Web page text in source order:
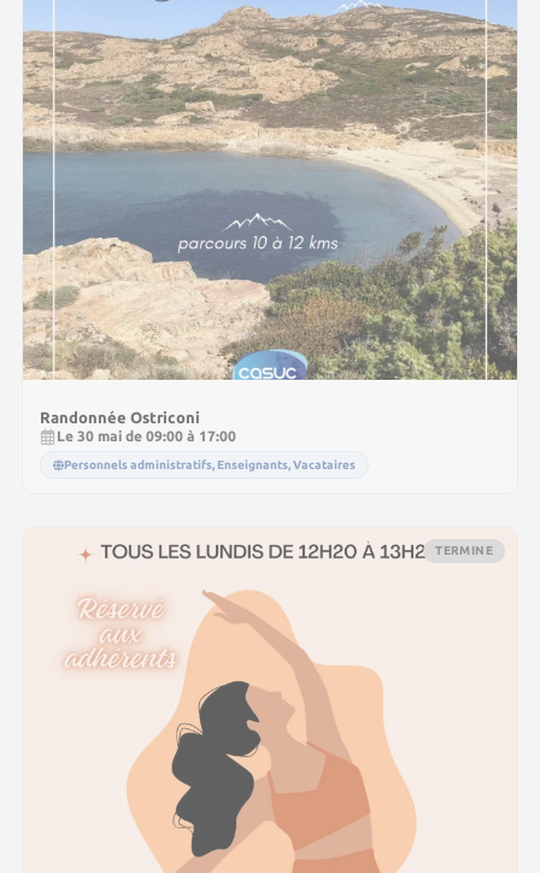
Randonnée Ostriconi
Le 30 mai de 09:00 à 17:00
Personnels administratifs, Enseignants, Vacataires
TERMINE